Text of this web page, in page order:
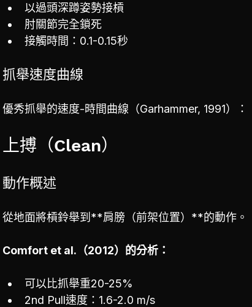
以過頭深蹲姿勢接槓
肘關節完全鎖死
接觸時間：0.1-0.15秒
抓舉速度曲線
優秀抓舉的速度-時間曲線（Garhammer, 1991）：
上搏（Clean）
動作概述
從地面將槓鈴舉到**肩膀（前架位置）**的動作。
Comfort et al.（2012）的分析：
可以比抓舉重20-25%
2nd Pull速度：1.6-2.0 m/s